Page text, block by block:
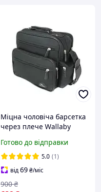
Міцна чоловіча барсетка
через плече Wallaby
Готово до відправки
5.0 (1)
від69₴/міс
900 ₴